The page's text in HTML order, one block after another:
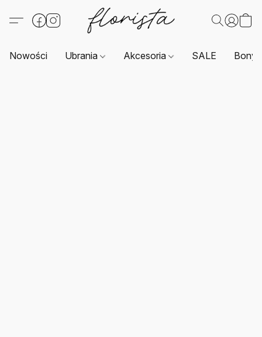
Nowości Ubrania Akcesoria SALE Bony